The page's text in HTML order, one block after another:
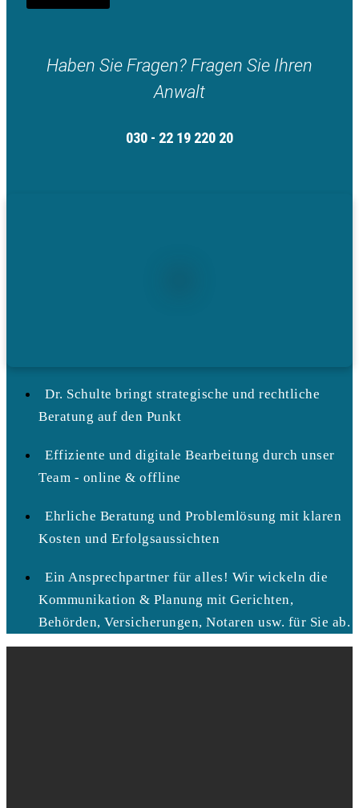
Haben Sie Fragen? Fragen Sie Ihren
Anwalt
030 - 22 19 220 20
Dr. Schulte bringt strategische und rechtliche
Beratung auf den Punkt
Effiziente und digitale Bearbeitung durch unser
Team - online & offline
Ehrliche Beratung und Problemlösung mit klaren
Kosten und Erfolgsaussichten
Ein Ansprechpartner für alles! Wir wickeln die
Kommunikation & Planung mit Gerichten,
Behörden, Versicherungen, Notaren usw. für Sie ab.